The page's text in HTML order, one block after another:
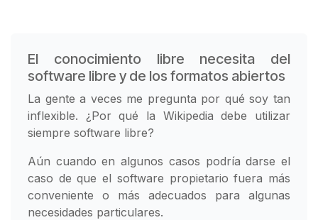
El conocimiento libre necesita del
software libre y de los formatos abiertos
La gente a veces me pregunta por qué soy tan
inflexible. ¿Por qué la Wikipedia debe utilizar
siempre software libre?
Aún cuando en algunos casos podría darse el
caso de que el software propietario fuera más
conveniente o más adecuados para algunas
necesidades particulares.